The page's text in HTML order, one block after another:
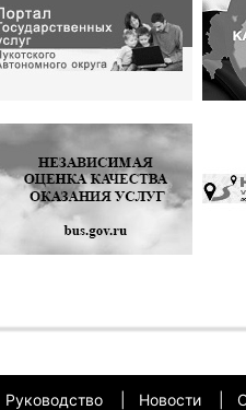
Руководство Новости